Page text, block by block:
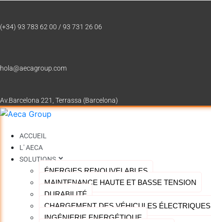
(+34) 93 783 62 00 / 93 731 26 06
hola@aecagroup.com
Av.Barcelona 221, Terrassa (Barcelona)
ACCUEIL
L' AECA
SOLUTIONS
ÉNERGIES RENOUVELABLES
MAINTENANCE HAUTE ET BASSE TENSION
DURABILITÉ
CHARGEMENT DES VÉHICULES ÉLECTRIQUES
INGÉNIERIE ENERGÉTIQUE